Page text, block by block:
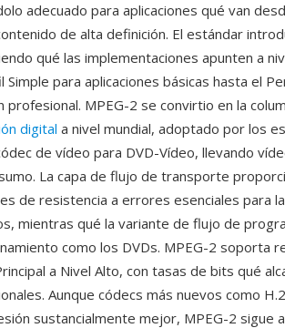
adecuado para aplicaciones qué van
de alta definición. El estándar
qué las implementaciones apunten a
Simple para aplicaciones básicas hasta el
profesional. MPEG-2 se convirtio en la
digital a nivel mundial, adoptado por los
de vídeo para DVD-Vídeo, llevando
La capa de flujo de transporte
de resistencia a errores esenciales para
mientras qué la variante de flujo de
como los DVDs. MPEG-2 soporta
a Nivel Alto, con tasas de bits qué
Aunque códecs más nuevos como
sustancialmente mejor, MPEG-2 sigue